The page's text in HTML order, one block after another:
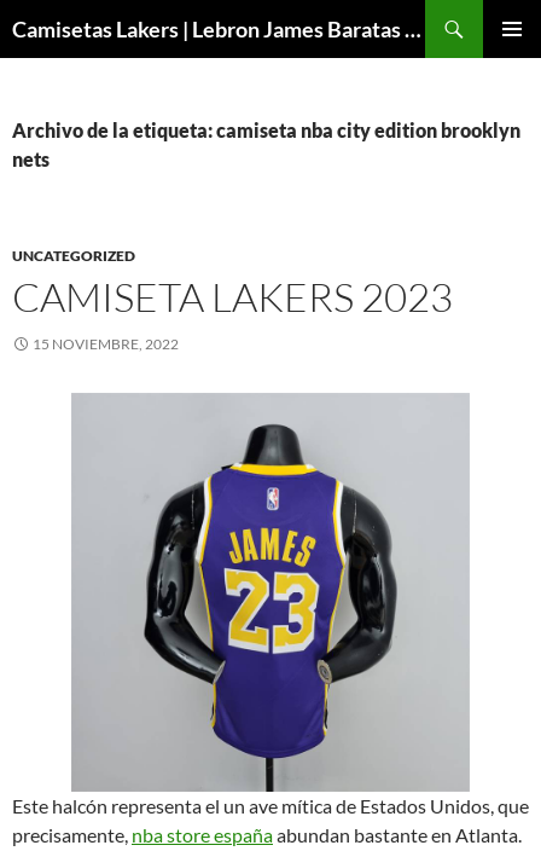
Camisetas Lakers | Lebron James Baratas 2024 – Micamisetanba
Archivo de la etiqueta: camiseta nba city edition brooklyn
nets
UNCATEGORIZED
CAMISETA LAKERS 2023
15 NOVIEMBRE, 2022
Este halcón representa el un ave mítica de Estados Unidos, que
precisamente, nba store españaabundan bastante en Atlanta.